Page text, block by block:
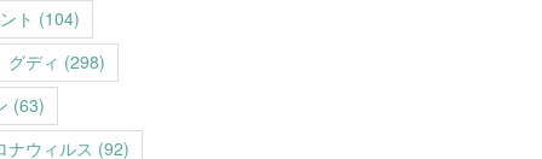
ト (104)
グディ (298)
(63)
ナウィルス (92)